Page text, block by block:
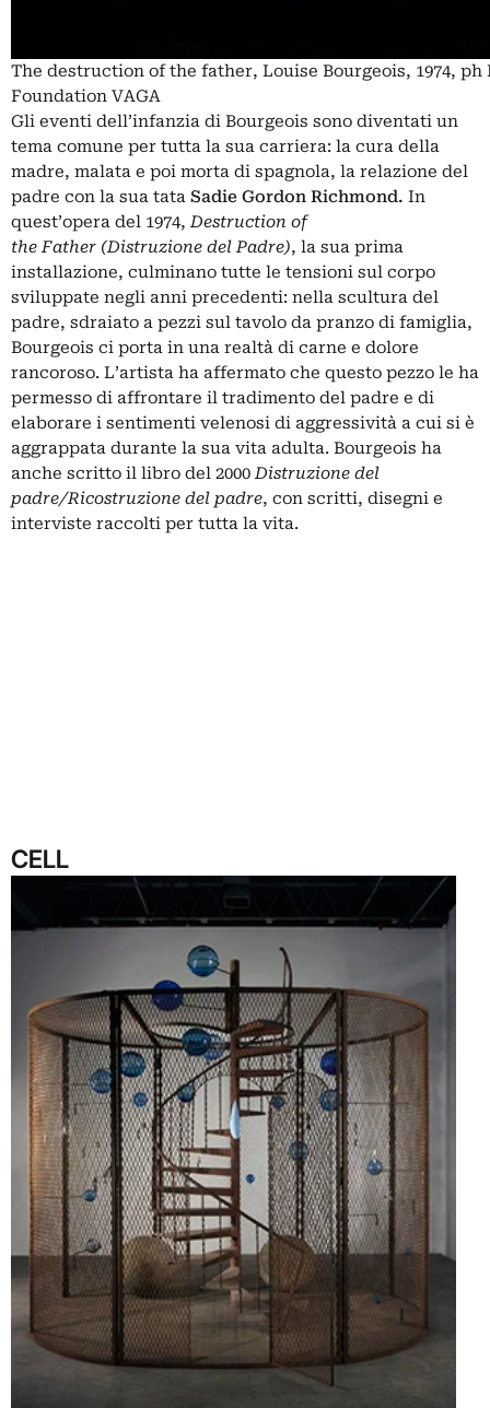
The destruction of the father, Louise Bourgeois, 1974, ph
Foundation VAGA
Gli eventi dell’infanzia di Bourgeois sono diventati un
tema comune per tutta la sua carriera: la cura della
madre, malata e poi morta di spagnola, la relazione del
padre con la sua tata Sadie Gordon Richmond. In
quest’opera del 1974, Destruction of
the Father (Distruzione del Padre), la sua prima
installazione, culminano tutte le tensioni sul corpo
sviluppate negli anni precedenti: nella scultura del
padre, sdraiato a pezzi sul tavolo da pranzo di famiglia,
Bourgeois ci porta in una realtà di carne e dolore
rancoroso. L’artista ha affermato che questo pezzo le ha
permesso di affrontare il tradimento del padre e di
elaborare i sentimenti velenosi di aggressività a cui si è
aggrappata durante la sua vita adulta. Bourgeois ha
anche scritto il libro del 2000 Distruzione del
padre/Ricostruzione del padre, con scritti, disegni e
interviste raccolti per tutta la vita.
CELL